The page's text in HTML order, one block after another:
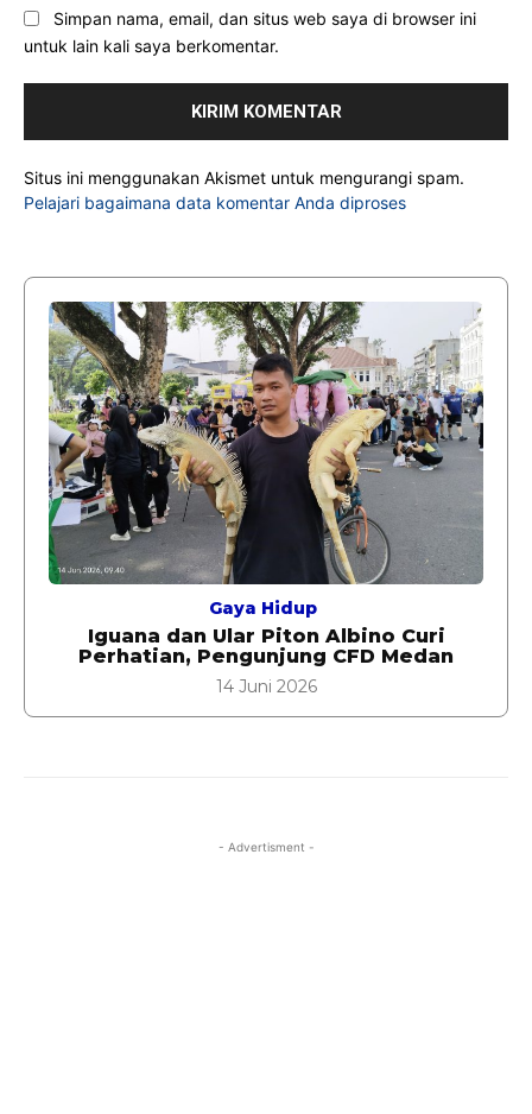
Simpan nama, email, dan situs web saya di browser ini
untuk lain kali saya berkomentar.
Situs ini menggunakan Akismet untuk mengurangi spam.
Pelajari bagaimana data komentar Anda diproses
Gaya Hidup
Iguana dan Ular Piton Albino Curi
Perhatian, Pengunjung CFD Medan
14 Juni 2026
- Advertisment -